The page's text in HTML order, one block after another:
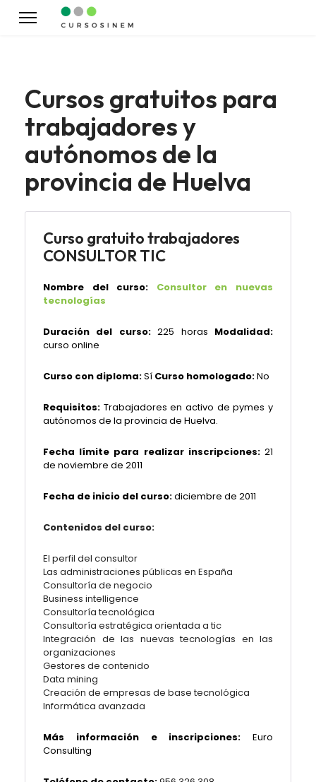
Cursos gratuitos para
trabajadores y
autónomos de la
provincia de Huelva
Curso gratuito trabajadores
CONSULTOR TIC
Nombre del curso:
Consultor en nuevas
tecnologías
Duración del curso:225 horas Modalidad:
curso online
Curso con diploma:Sí Curso homologado:No
Requisitos: Trabajadores en activo de pymes y
autónomos de la provincia de Huelva.
Fecha límite para realizar inscripciones: 21
de noviembre de 2011
Fecha de inicio del curso:diciembre de 2011
Contenidos del curso:
El perfil del consultor
Las administraciones públicas en España
Consultoría de negocio
Business intelligence
Consultoría tecnológica
Consultoría estratégica orientada a tic
Integración de las nuevas tecnologías en las
organizaciones
Gestores de contenido
Data mining
Creación de empresas de base tecnológica
Informática avanzada
Más información e inscripciones: Euro
Consulting